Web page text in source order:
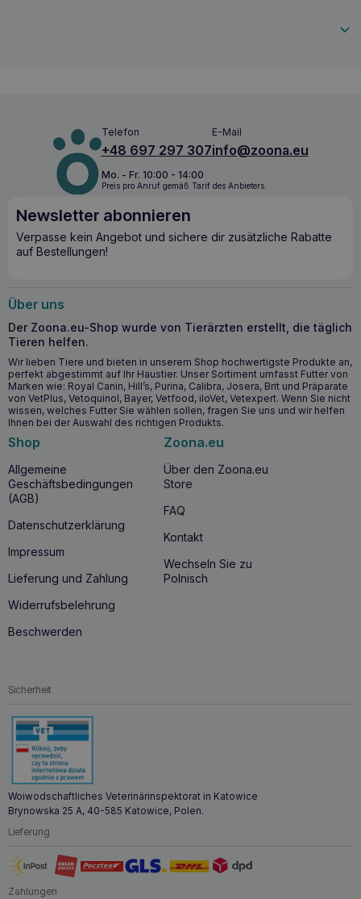
Telefon
+48 697 297 307
E-Mail
info@zoona.eu
Mo. - Fr. 10:00 - 14:00
Preis pro Anruf gemäß Tarif des Anbieters.
Newsletter abonnieren
Verpasse kein Angebot und sichere dir zusätzliche Rabatte
auf Bestellungen!
Über uns
Der Zoona.eu-Shop wurde von Tierärzten erstellt, die täglich
Tieren helfen.
Wir lieben Tiere und bieten in unserem Shop hochwertigste Produkte an,
perfekt abgestimmt auf Ihr Haustier. Unser Sortiment umfasst Futter von
Marken wie: Royal Canin, Hill’s, Purina, Calibra, Josera, Brit und Präparate
von VetPlus, Vetoquinol, Bayer, Vetfood, iloVet, Vetexpert. Wenn Sie nicht
wissen, welches Futter Sie wählen sollen, fragen Sie uns und wir helfen
Ihnen bei der Auswahl des richtigen Produkts.
Shop
Allgemeine
Geschäftsbedingungen
(AGB)
Datenschutzerklärung
Impressum
Lieferung und Zahlung
Widerrufsbelehrung
Beschwerden
Zoona.eu
Über den Zoona.eu
Store
FAQ
Kontakt
Wechseln Sie zu
Polnisch
Sicherheit
Woiwodschaftliches Veterinärinspektorat in Katowice
Brynowska 25 A, 40-585 Katowice, Polen.
Lieferung
Zahlungen